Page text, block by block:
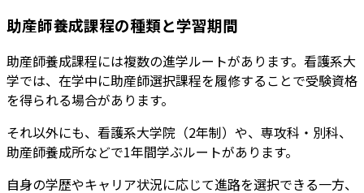
助産師養成課程の種類と学習期間
助産師養成課程には複数の進学ルートがあります。 看護系大
学では、在学中に助産師選択課程を履修することで受験資格
を得られる場合があります。
それ以外にも、看護系大学院（2年制）や、専攻科・別科、
助産師養成所などで1年間学ぶルートがあります。
自身の学歴やキャリア状況に応じて進路を選択できる一方、